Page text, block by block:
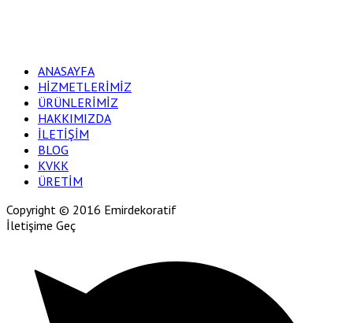
ANASAYFA
HİZMETLERİMİZ
ÜRÜNLERİMİZ
HAKKIMIZDA
İLETİŞİM
BLOG
KVKK
ÜRETİM
Copyright © 2016 Emirdekoratif
İletişime Geç